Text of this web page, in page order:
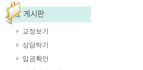
교정보기
상담하기
입금확인
김훈신경과의원-11절봉